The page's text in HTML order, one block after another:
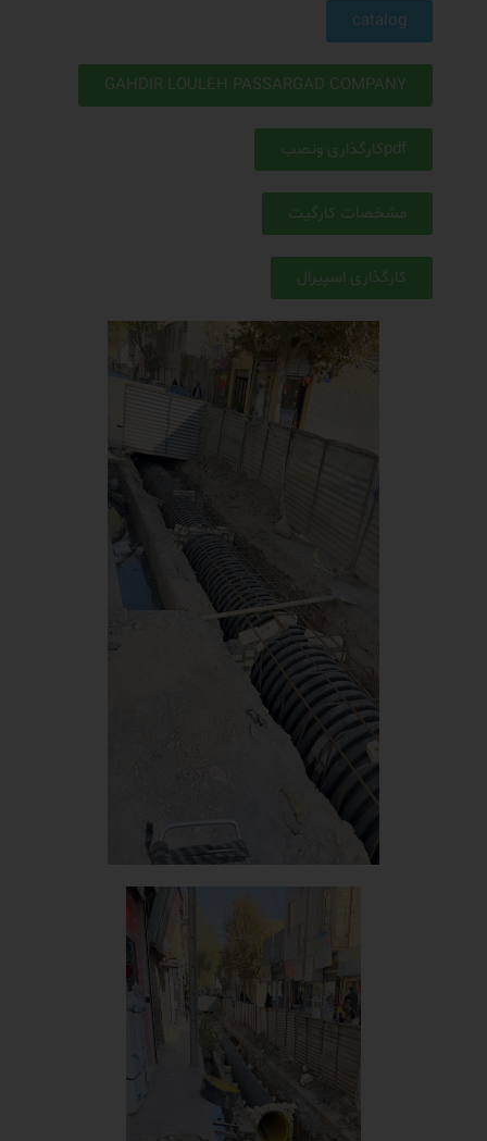
catalog
GAHDIR LOULEH PASSARGAD COMPANY
pdfکارگذاری ونصب
مشخصات کارگیت
کارگذاری اسپیرال